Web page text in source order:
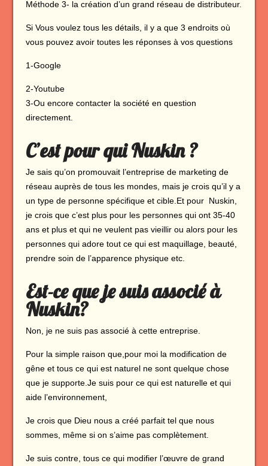
Méthode 3- la création d’un grand réseau de distributeur.
Si Vous voulez tous les détails, il y a que 3 endroits où
vous pouvez avoir toutes les réponses à vos questions
1-Google
2-Youtube
3-Ou encore contacter la société en question
directement.
C’est pour qui Nuskin ?
Je sais qu’on promouvait l’entreprise de marketing de
réseau auprès de tous les mondes, mais je crois qu’il y a
un type de personne spécifique et cible.Et pour Nuskin,
je crois que c’est plus pour les personnes qui ont 35-40
ans et plus et qui ne veulent pas vieillir ou alors pour les
personnes qui adore tout ce qui est maquillage, beauté,
prendre soin de l’apparence physique etc.
Est-ce que je suis associé à
Nuskin?
Non, je ne suis pas associé à cette entreprise.
Pour la simple raison que,pour moi la modification de
gêne et tous ce qui est naturel ne sont quelque chose
que je supporte.Je suis pour ce qui est naturelle et qui
aide l’environnement,
Je crois que Dieu nous a créé parfait tel que nous
sommes, même si on s’aime pas complètement.
Je suis contre, tous ce qui modifier l’œuvre de grand